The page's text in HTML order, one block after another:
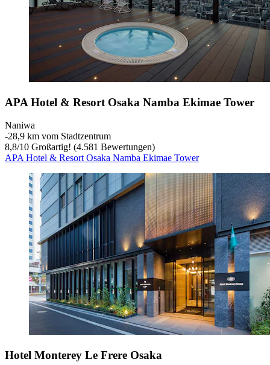
APA Hotel & Resort Osaka Namba Ekimae Tower
Naniwa
‐28,9 km vom Stadtzentrum
8,8/10 Großartig! (4.581 Bewertungen)
APA Hotel & Resort Osaka Namba Ekimae Tower
Hotel Monterey Le Frere Osaka